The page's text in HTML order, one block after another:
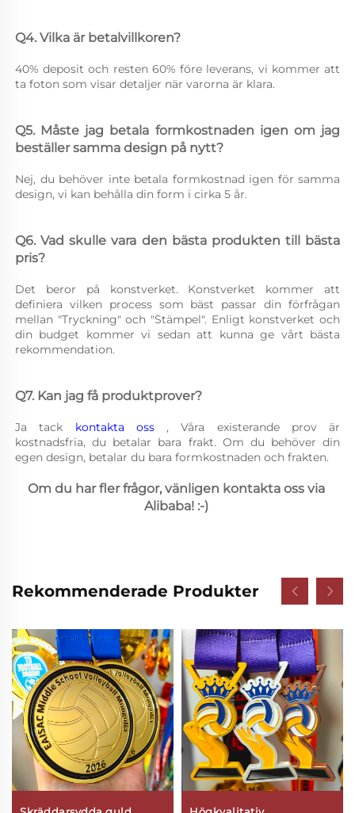
Q4. Vilka är betalvillkoren?
40% deposit och resten 60% före leverans, vi kommer att
ta foton som visar detaljer när varorna är klara.
Q5. Måste jag betala formkostnaden igen om jag
beställer samma design på nytt?
Nej, du behöver inte betala formkostnad igen för samma
design, vi kan behålla din form i cirka 5 år.
Q6. Vad skulle vara den bästa produkten till bästa
pris?
Det beror på konstverket. Konstverket kommer att
definiera vilken process som bäst passar din förfrågan
mellan "Tryckning" och "Stämpel". Enligt konstverket och
din budget kommer vi sedan att kunna ge vårt bästa
rekommendation.
Q7. Kan jag få produktprover?
Ja tack kontakta oss , Våra existerande prov är
kostnadsfria, du betalar bara frakt. Om du behöver din
egen design, betalar du bara formkostnaden och frakten.
Om du har fler frågor, vänligen kontakta oss via
Alibaba! :-)
Rekommenderade Produkter